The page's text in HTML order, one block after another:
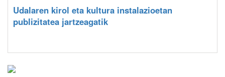
Udalaren kirol eta kultura instalazioetan
publizitatea jartzeagatik